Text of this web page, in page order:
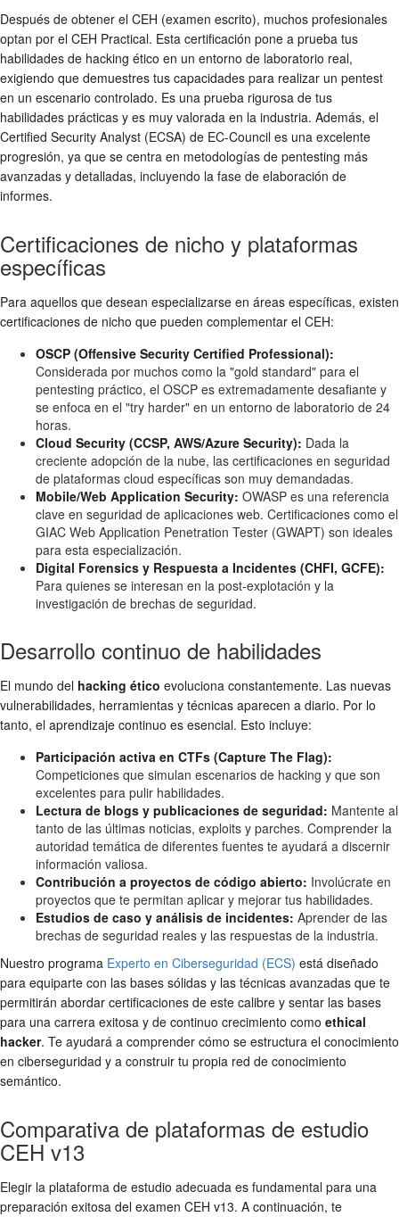
Después de obtener el CEH (examen escrito), muchos profesionales
optan por el CEH Practical. Esta certificación pone a prueba tus
habilidades de hacking ético en un entorno de laboratorio real,
exigiendo que demuestres tus capacidades para realizar un pentest
en un escenario controlado. Es una prueba rigurosa de tus
habilidades prácticas y es muy valorada en la industria. Además, el
Certified Security Analyst (ECSA) de EC-Council es una excelente
progresión, ya que se centra en metodologías de pentesting más
avanzadas y detalladas, incluyendo la fase de elaboración de
informes.
Certificaciones de nicho y plataformas
específicas
Para aquellos que desean especializarse en áreas específicas, existen
certificaciones de nicho que pueden complementar el CEH:
OSCP (Offensive Security Certified Professional):
Considerada por muchos como la "gold standard" para el
pentesting práctico, el OSCP es extremadamente desafiante y
se enfoca en el "try harder" en un entorno de laboratorio de 24
horas.
Cloud Security (CCSP, AWS/Azure Security): Dada la
creciente adopción de la nube, las certificaciones en seguridad
de plataformas cloud específicas son muy demandadas.
Mobile/Web Application Security: OWASP es una referencia
clave en seguridad de aplicaciones web. Certificaciones como el
GIAC Web Application Penetration Tester (GWAPT) son ideales
para esta especialización.
Digital Forensics y Respuesta a Incidentes (CHFI, GCFE):
Para quienes se interesan en la post-explotación y la
investigación de brechas de seguridad.
Desarrollo continuo de habilidades
El mundo del hacking ético evoluciona constantemente. Las nuevas
vulnerabilidades, herramientas y técnicas aparecen a diario. Por lo
tanto, el aprendizaje continuo es esencial. Esto incluye:
Participación activa en CTFs (Capture The Flag):
Competiciones que simulan escenarios de hacking y que son
excelentes para pulir habilidades.
Lectura de blogs y publicaciones de seguridad: Mantente al
tanto de las últimas noticias, exploits y parches. Comprender la
autoridad temática de diferentes fuentes te ayudará a discernir
información valiosa.
Contribución a proyectos de código abierto: Involúcrate en
proyectos que te permitan aplicar y mejorar tus habilidades.
Estudios de caso y análisis de incidentes: Aprender de las
brechas de seguridad reales y las respuestas de la industria.
Nuestro programa Experto en Ciberseguridad (ECS) está diseñado
para equiparte con las bases sólidas y las técnicas avanzadas que te
permitirán abordar certificaciones de este calibre y sentar las bases
para una carrera exitosa y de continuo crecimiento como ethical
hacker. Te ayudará a comprender cómo se estructura el conocimiento
en ciberseguridad y a construir tu propia red de conocimiento
semántico.
Comparativa de plataformas de estudio
CEH v13
Elegir la plataforma de estudio adecuada es fundamental para una
preparación exitosa del examen CEH v13. A continuación, te